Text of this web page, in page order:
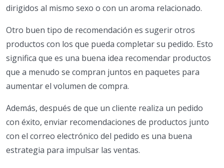
dirigidos al mismo sexo o con un aroma relacionado.
Otro buen tipo de recomendación es sugerir otros
productos con los que pueda completar su pedido. Esto
significa que es una buena idea recomendar productos
que a menudo se compran juntos en paquetes para
aumentar el volumen de compra.
Además, después de que un cliente realiza un pedido
con éxito, enviar recomendaciones de productos junto
con el correo electrónico del pedido es una buena
estrategia para impulsar las ventas.